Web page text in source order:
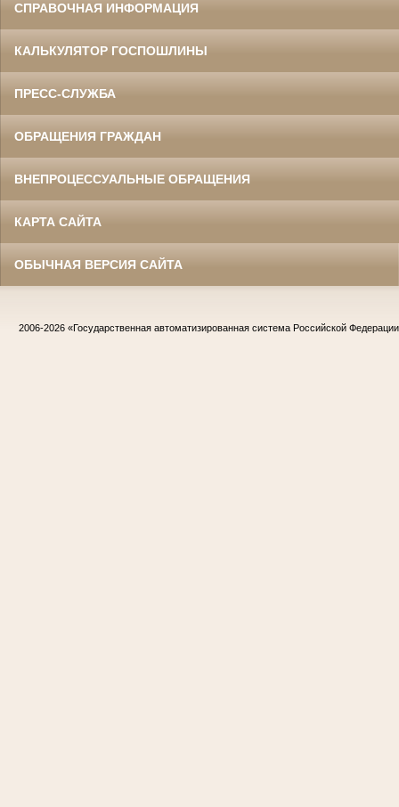
СПРАВОЧНАЯ ИНФОРМАЦИЯ
КАЛЬКУЛЯТОР ГОСПОШЛИНЫ
ПРЕСС-СЛУЖБА
ОБРАЩЕНИЯ ГРАЖДАН
ВНЕПРОЦЕССУАЛЬНЫЕ ОБРАЩЕНИЯ
КАРТА САЙТА
ОБЫЧНАЯ ВЕРСИЯ САЙТА
2006-2026 «Государственная автоматизированная система Российской